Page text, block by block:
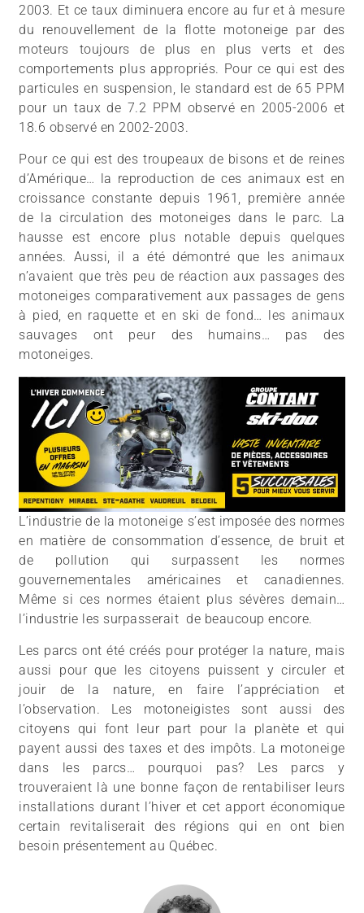
2003. Et ce taux diminuera encore au fur et à mesure
du renouvellement de la flotte motoneige par des
moteurs toujours de plus en plus verts et des
comportements plus appropriés. Pour ce qui est des
particules en suspension, le standard est de 65 PPM
pour un taux de 7.2 PPM observé en 2005-2006 et
18.6 observé en 2002-2003.
Pour ce qui est des troupeaux de bisons et de reines
d’Amérique… la reproduction de ces animaux est en
croissance constante depuis 1961, première année
de la circulation des motoneiges dans le parc. La
hausse est encore plus notable depuis quelques
années. Aussi, il a été démontré que les animaux
n’avaient que très peu de réaction aux passages des
motoneiges comparativement aux passages de gens
à pied, en raquette et en ski de fond… les animaux
sauvages ont peur des humains… pas des
motoneiges.
L’industrie de la motoneige s’est imposée des normes
en matière de consommation d’essence, de bruit et
de pollution qui surpassent les normes
gouvernementales américaines et canadiennes.
Même si ces normes étaient plus sévères demain…
l’industrie les surpasserait de beaucoup encore.
Les parcs ont été créés pour protéger la nature, mais
aussi pour que les citoyens puissent y circuler et
jouir de la nature, en faire l’appréciation et
l’observation. Les motoneigistes sont aussi des
citoyens qui font leur part pour la planète et qui
payent aussi des taxes et des impôts. La motoneige
dans les parcs… pourquoi pas? Les parcs y
trouveraient là une bonne façon de rentabiliser leurs
installations durant l’hiver et cet apport économique
certain revitaliserait des régions qui en ont bien
besoin présentement au Québec.